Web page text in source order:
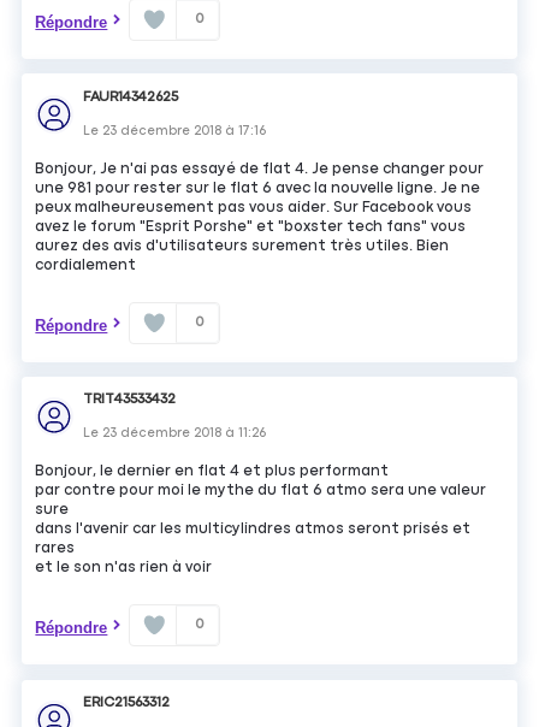
Répondre 0
FAUR14342625
Le 23 décembre 2018 à17:16
Bonjour, Je n'ai pas essayé de flat 4. Je pense changer pour
une 981 pour rester sur le flat 6 avec la nouvelle ligne. Je ne
peux malheureusement pas vous aider. Sur Facebook vous
avez le forum "Esprit Porshe" et "boxster tech fans" vous
aurez des avis d'utilisateurs surement très utiles. Bien
cordialement
Répondre 0
TRIT43533432
Le 23 décembre 2018 à11:26
Bonjour, le dernier en flat 4 et plus performant
par contre pour moi le mythe du flat 6 atmo sera une valeur
sure
dans l'avenir car les multicylindres atmos seront prisés et
rares
et le son n'as rien à voir
Répondre 0
ERIC21563312